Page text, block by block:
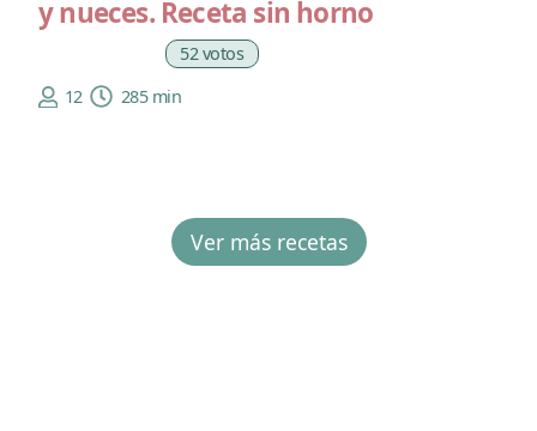
y nueces. Receta sin horno
52 votos
12
285 min
Ver más recetas